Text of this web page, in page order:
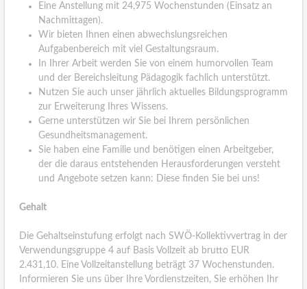
Eine Anstellung mit 24,975 Wochenstunden (Einsatz an
Nachmittagen).
Wir bieten Ihnen einen abwechslungsreichen
Aufgabenbereich mit viel Gestaltungsraum.
In Ihrer Arbeit werden Sie von einem humorvollen Team
und der Bereichsleitung Pädagogik fachlich unterstützt.
Nutzen Sie auch unser jährlich aktuelles Bildungsprogramm
zur Erweiterung Ihres Wissens.
Gerne unterstützen wir Sie bei Ihrem persönlichen
Gesundheitsmanagement.
Sie haben eine Familie und benötigen einen Arbeitgeber,
der die daraus entstehenden Herausforderungen versteht
und Angebote setzen kann: Diese finden Sie bei uns!
Gehalt
Die Gehaltseinstufung erfolgt nach SWÖ-Kollektivvertrag in der
Verwendungsgruppe 4 auf Basis Vollzeit ab brutto EUR
2.431,10. Eine Vollzeitanstellung beträgt 37 Wochenstunden.
Informieren Sie uns über Ihre Vordienstzeiten, Sie erhöhen Ihr